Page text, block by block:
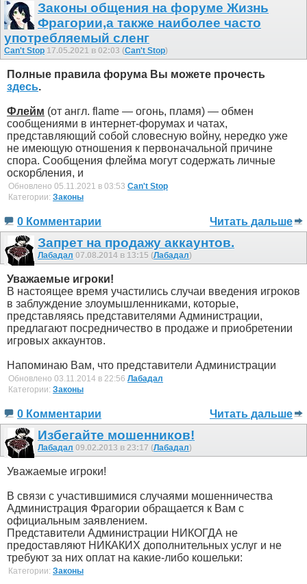
Законы общения на форуме Жизнь
Фрагории,а также наиболее часто
употребляемый сленг
Can't Stop 17.05.2021 в 02:03 (Can't Stop)
Полные правила форума Вы можете прочесть
здесь.
Флейм (от англ. flame — огонь, пламя) — обмен
сообщениями в интернет-форумах и чатах,
представляющий собой словесную войну, нередко уже
не имеющую отношения к первоначальной причине
спора. Сообщения флейма могут содержать личные
оскорбления, и
Обновлено 05.11.2021 в 03:53 Can't Stop
Категории: Законы
0 Комментарии Читать дальше
Запрет на продажу аккаунтов.
Лабадал 07.08.2014 в 13:15 (Лабадал)
Уважаемые игроки!
В настоящее время участились случаи введения игроков
в заблуждение злоумышленниками, которые,
представляясь представителями Администрации,
предлагают посредничество в продаже и приобретении
игровых аккаунтов.
Напоминаю Вам, что представители Администрации
Обновлено 03.11.2014 в 22:56 Лабадал
Категории: Законы
0 Комментарии Читать дальше
Избегайте мошенников!
Лабадал 09.02.2013 в 23:17 (Лабадал)
Уважаемые игроки!
В связи с участившимися случаями мошенничества
Администрация Фрагории обращается к Вам с
официальным заявлением.
Представители Администрации НИКОГДА не
предоставляют НИКАКИХ дополнительных услуг и не
требуют за них оплат на какие-либо кошельки:
Категории: Законы